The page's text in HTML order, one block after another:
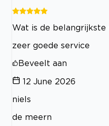
Wat is de belangrijkste
zeer goede service
Beveelt aan
12 June 2026
niels
de meern